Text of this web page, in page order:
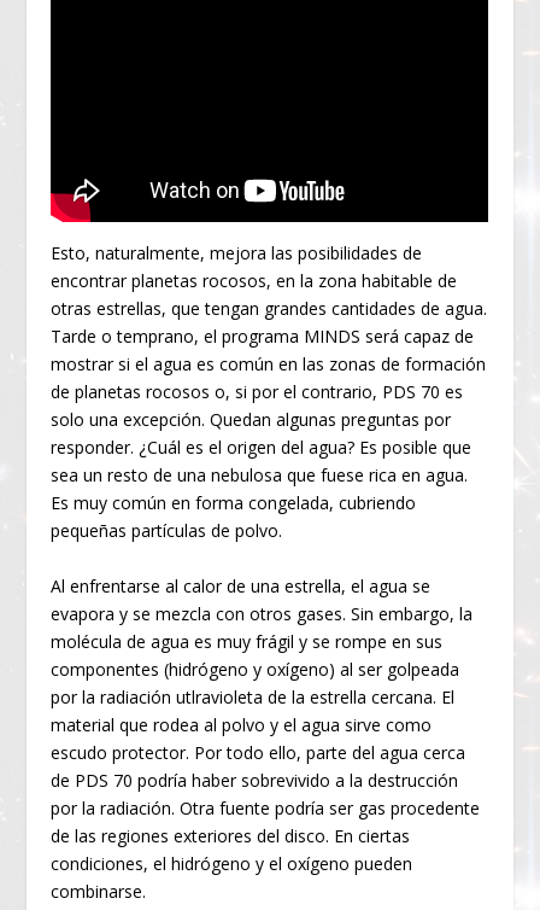
Esto, naturalmente, mejora las posibilidades de
encontrar planetas rocosos, en la zona habitable de
otras estrellas, que tengan grandes cantidades de agua.
Tarde o temprano, el programa MINDS será capaz de
mostrar si el agua es común en las zonas de formación
de planetas rocosos o, si por el contrario, PDS 70 es
solo una excepción. Quedan algunas preguntas por
responder. ¿Cuál es el origen del agua? Es posible que
sea un resto de una nebulosa que fuese rica en agua.
Es muy común en forma congelada, cubriendo
pequeñas partículas de polvo.
Al enfrentarse al calor de una estrella, el agua se
evapora y se mezcla con otros gases. Sin embargo, la
molécula de agua es muy frágil y se rompe en sus
componentes (hidrógeno y oxígeno) al ser golpeada
por la radiación utlravioleta de la estrella cercana. El
material que rodea al polvo y el agua sirve como
escudo protector. Por todo ello, parte del agua cerca
de PDS 70 podría haber sobrevivido a la destrucción
por la radiación. Otra fuente podría ser gas procedente
de las regiones exteriores del disco. En ciertas
condiciones, el hidrógeno y el oxígeno pueden
combinarse.